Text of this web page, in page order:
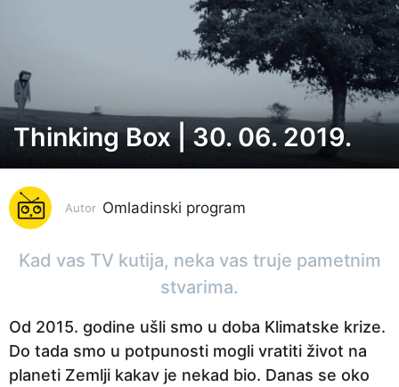
7
o
d
n
r
i
j
Thinking Box | 30. 06. 2019.
Autor Omladinski program
Kad vas TV kutija, neka vas truje pametnim
stvarima.
Od 2015. godine ušli smo u doba Klimatske krize.
Do tada smo u potpunosti mogli vratiti život na
planeti Zemlji kakav je nekad bio. Danas se oko